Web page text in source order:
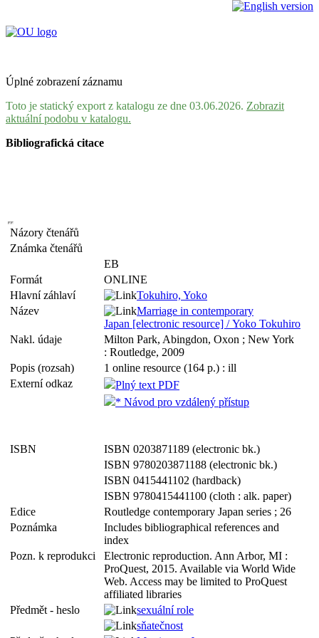
Úplné zobrazení záznamu
Toto je statický export z katalogu ze dne 03.06.2026. Zobrazit
aktuální podobu v katalogu.
Bibliografická citace
Názory čtenářů
Známka čtenářů
EB
Formát
ONLINE
Hlavní záhlaví
Tokuhiro, Yoko
Název
Marriage in contemporary
Japan [electronic resource] / Yoko Tokuhiro
Nakl. údaje
Milton Park, Abingdon, Oxon ; New York
: Routledge, 2009
Popis (rozsah)
1 online resource (164 p.) : ill
Externí odkaz
Plný text PDF
* Návod pro vzdálený přístup
ISBN
ISBN 0203871189 (electronic bk.)
ISBN 9780203871188 (electronic bk.)
ISBN 0415441102 (hardback)
ISBN 9780415441100 (cloth : alk. paper)
Edice
Routledge contemporary Japan series ; 26
Poznámka
Includes bibliographical references and
index
Pozn. k reprodukci
Electronic reproduction. Ann Arbor, MI :
ProQuest, 2015. Available via World Wide
Web. Access may be limited to ProQuest
affiliated libraries
Předmět - heslo
sexuální role
sňatečnost